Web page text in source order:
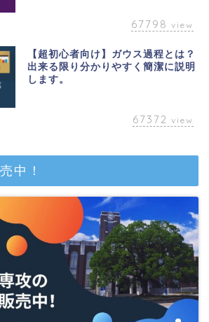
67798 view
【超初心者向け】ガウス過程とは？
出来る限り分かりやすく簡潔に説明
します。
67372 view
中！
英語
アカデミック
教養